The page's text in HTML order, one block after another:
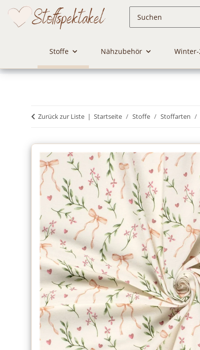
Stoffe Nähzubehör Winter-
Zurück zur Liste Startseite Stoffe Stoffarten